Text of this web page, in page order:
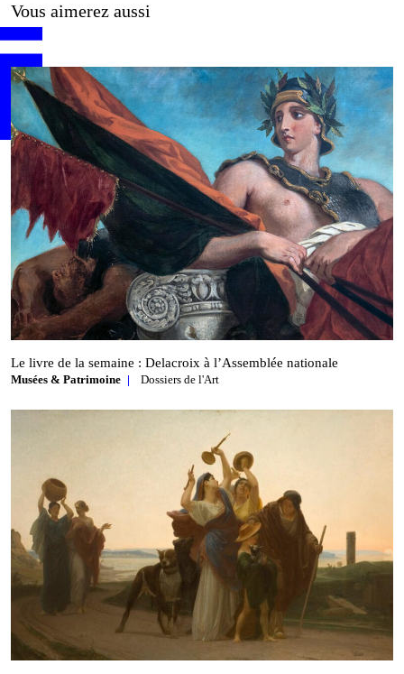
Vous aimerez aussi
Le livre de la semaine : Delacroix à l’Assemblée nationale
Musées & Patrimoine Dossiers de l'Art